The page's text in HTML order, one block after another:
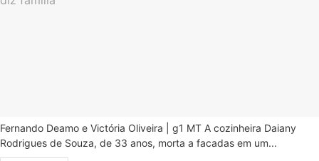
Fernando Deamo e Victória Oliveira | g1 MT A cozinheira Daiany
Rodrigues de Souza, de 33 anos, morta a facadas em um...